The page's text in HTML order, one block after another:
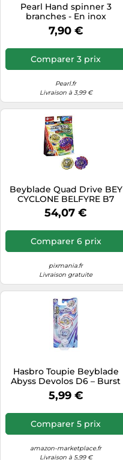
Pearl Hand spinner 3
branches - En inox
7,90 €
Comparer 3 prix
Pearl.fr
Livraison à 3,99 €
Beyblade Quad Drive BEY
CYCLONE BELFYRE B7
BERSERK BALDEROV
54,07 €
Comparer 6 prix
pixmania.fr
Livraison gratuite
Hasbro Toupie Beyblade
Abyss Devolos D6 – Burst
Surge Speedstorm
5,99 €
Comparer 5 prix
amazon-marketplace.fr
Livraison à 5,99 €